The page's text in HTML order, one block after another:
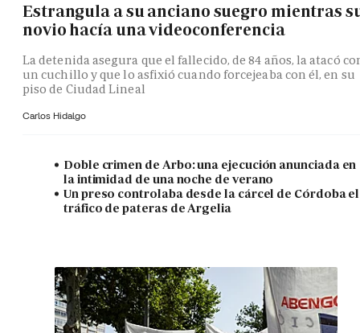
Estrangula a su anciano suegro mientras
novio hacía una videoconferencia
La detenida asegura que el fallecido, de 84 años, la atacó
un cuchillo y que lo asfixió cuando forcejeaba con él, en su
piso de Ciudad Lineal
Carlos Hidalgo
Doble crimen de Arbo: una ejecución anunciada en
la intimidad de una noche de verano
Un preso controlaba desde la cárcel de Córdoba el
tráfico de pateras de Argelia